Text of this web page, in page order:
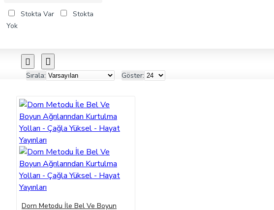
Stokta Var
Stokta
Yok
Sırala: Göster:
Dorn Metodu İle Bel Ve Boyun